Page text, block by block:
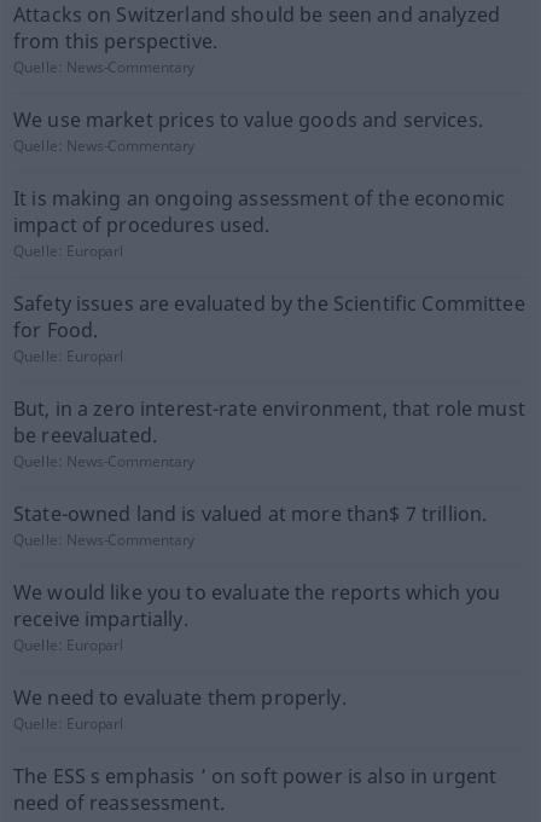
Attacks on Switzerland should be seen and analyzed
from this perspective.
Quelle: News-Commentary
We use market prices to value goods and services.
Quelle: News-Commentary
It is making an ongoing assessment of the economic
impact of procedures used.
Quelle: Europarl
Safety issues are evaluated by the Scientific Committee
for Food.
Quelle: Europarl
But, in a zero interest-rate environment, that role must
be reevaluated.
Quelle: News-Commentary
State-owned land is valued at more than$ 7 trillion.
Quelle: News-Commentary
We would like you to evaluate the reports which you
receive impartially.
Quelle: Europarl
We need to evaluate them properly.
Quelle: Europarl
The ESS s emphasis ’ on soft power is also in urgent
need of reassessment.